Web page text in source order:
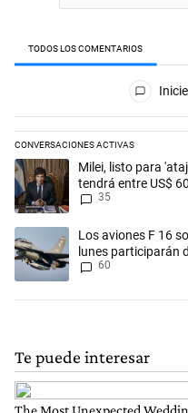
TODOS LOS COMENTARIOS
CONVERSACIONES ACTIVAS
Este listado muestra los
Un artículo de tendencia con
Milei, listo para
tendrá entre US$
35
Un artículo de tendencia con
Los aviones F 16
lunes participarán
60